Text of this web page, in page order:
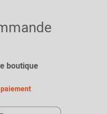
boutique